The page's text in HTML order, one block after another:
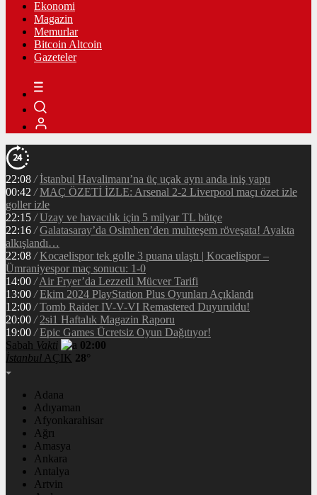
Ekonomi
Magazin
Memurlar
Bitcoin Altcoin
Gazeteler
22:08 / İstanbul Havalimanı’na üç uçak aynı anda iniş yaptı
00:42 / MAÇ ÖZETİ İZLE: Arsenal 2-2 Liverpool maçı özet izle
goller izle
22:15 / Uzay ve havacılık için 5 milyar TL bütçe
22:16 / Galatasaray’da Osimhen’den muhteşem röveşata! Ayakta
alkışlandı…
22:08 / Kocaelispor tek golle 3 puana ulaştı | Kocaelispor –
Ümraniyespor maç sonucu: 1-0
14:00 / Air Fryer’da Lezzetli Mücver Tarifi
13:00 / Ekim 2024 PlayStation Plus Oyunları Açıklandı
12:00 / Tomb Raider IV-V-VI Remastered Duyuruldu!
20:00 / 2si1 Haftalık Magazin Raporu
19:00 / Epic Games Ücretsiz Oyun Dağıtıyor!
Sabah Vakti
02:00
İstanbul AÇIK 28°
Adana
Adıyaman
Afyonkarahisar
Ağrı
Amasya
Ankara
Antalya
Artvin